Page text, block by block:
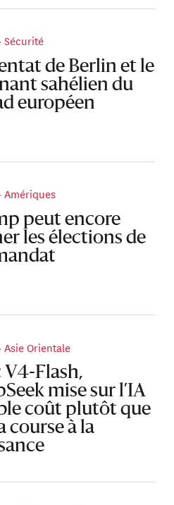
Sécurité
de Berlin et le
sahélien du
européen
Amériques
peut encore
les élections de
Asie Orientale
V4-Flash,
mise sur l’IA
coût plutôt que
course à la